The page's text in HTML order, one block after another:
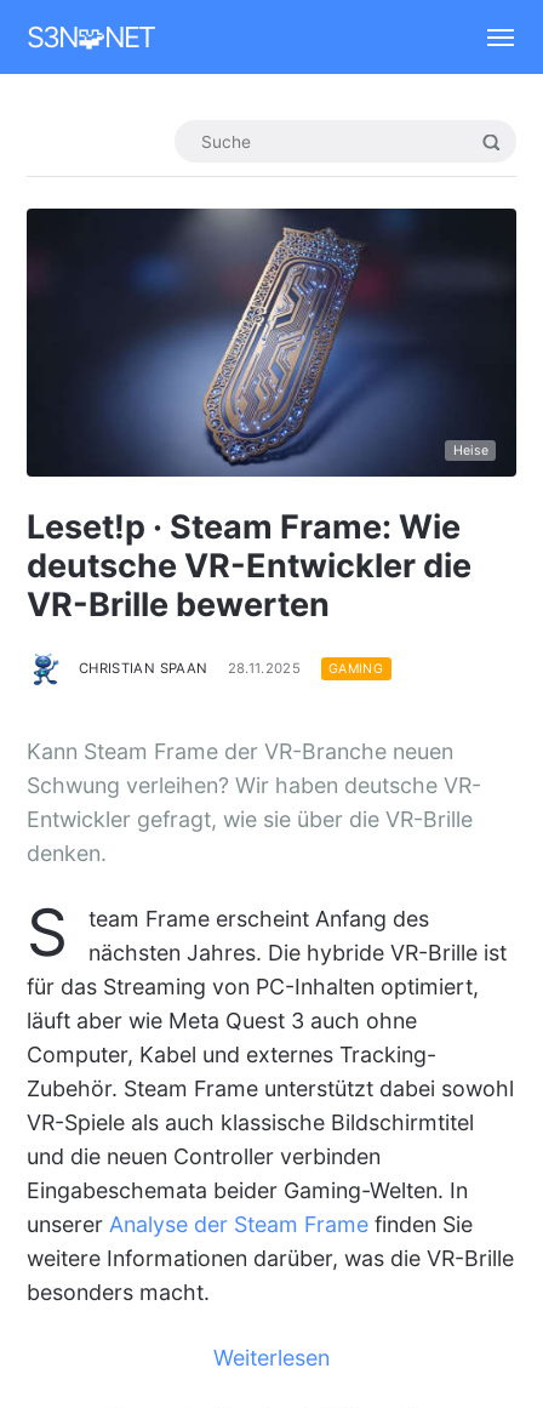
S3N🧩NET
Heise
Leset!p · Steam Frame: Wie
deutsche VR-Entwickler die
VR-Brille bewerten
CHRISTIAN SPAAN 28.11.2025 GAMING
Kann Steam Frame der VR-Branche neuen
Schwung verleihen? Wir haben deutsche VR-
Entwickler gefragt, wie sie über die VR-Brille
denken.
S
team Frame erscheint Anfang des
nächsten Jahres. Die hybride VR-Brille ist
für das Streaming von PC-Inhalten optimiert,
läuft aber wie Meta Quest 3 auch ohne
Computer, Kabel und externes Tracking-
Zubehör. Steam Frame unterstützt dabei sowohl
VR-Spiele als auch klassische Bildschirmtitel
und die neuen Controller verbinden
Eingabeschemata beider Gaming-Welten. In
unserer Analyse der Steam Framefinden Sie
weitere Informationen darüber, was die VR-Brille
besonders macht.
Weiterlesen